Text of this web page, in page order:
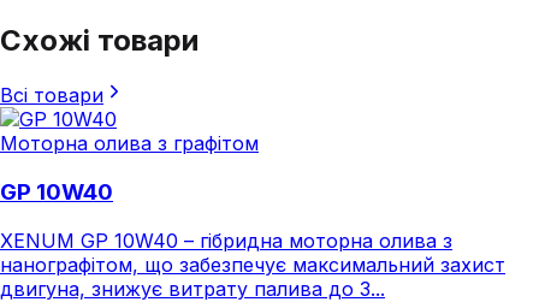
Схожі товари
Всі товари
Моторна олива з графітом
GP 10W40
XENUM GP 10W40 – гібридна моторна олива з
нанографітом, що забезпечує максимальний захист
двигуна, знижує витрату палива до 3...